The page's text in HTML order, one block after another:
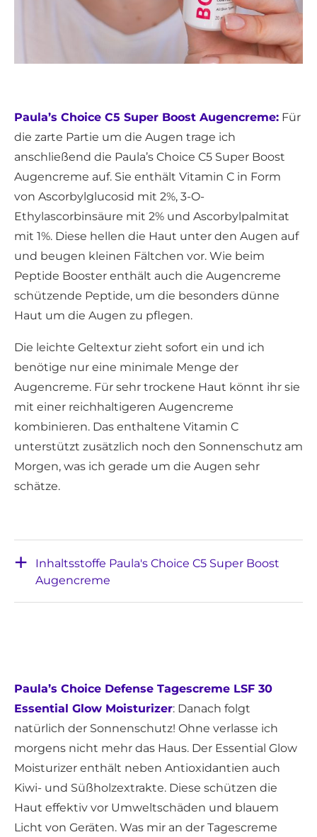
Paula’s Choice C5 Super Boost Augencreme: Für
die zarte Partie um die Augen trage ich
anschließend die Paula’s Choice C5 Super Boost
Augencreme auf. Sie enthält Vitamin C in Form
von Ascorbylglucosid mit 2%, 3-O-
Ethylascorbinsäure mit 2% und Ascorbylpalmitat
mit 1%. Diese hellen die Haut unter den Augen auf
und beugen kleinen Fältchen vor. Wie beim
Peptide Booster enthält auch die Augencreme
schützende Peptide, um die besonders dünne
Haut um die Augen zu pflegen.
Die leichte Geltextur zieht sofort ein und ich
benötige nur eine minimale Menge der
Augencreme. Für sehr trockene Haut könnt ihr sie
mit einer reichhaltigeren Augencreme
kombinieren. Das enthaltene Vitamin C
unterstützt zusätzlich noch den Sonnenschutz am
Morgen, was ich gerade um die Augen sehr
schätze.
Inhaltsstoffe Paula's Choice C5 Super Boost
Augencreme
Paula’s Choice Defense Tagescreme LSF 30
Essential Glow Moisturizer: Danach folgt
natürlich der Sonnenschutz! Ohne verlasse ich
morgens nicht mehr das Haus. Der Essential Glow
Moisturizer enthält neben Antioxidantien auch
Kiwi- und Süßholzextrakte. Diese schützen die
Haut effektiv vor Umweltschäden und blauem
Licht von Geräten. Was mir an der Tagescreme